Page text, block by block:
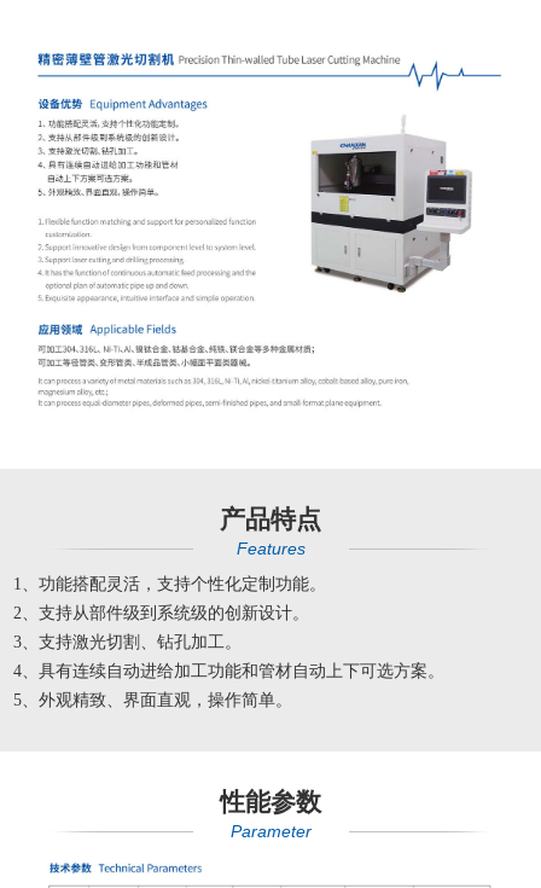
产品特点
Features
1、功能搭配灵活，支持个性化定制功能。
2、支持从部件级到系统级的创新设计。
3、支持激光切割、钻孔加工。
4、具有连续自动进给加工功能和管材自动上下可选方案。
5、外观精致、界面直观，操作简单。
性能参数
Parameter